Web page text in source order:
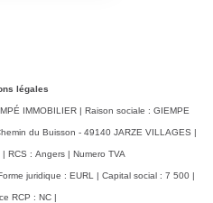
légales
IMMOBILIER | Raison sociale : GIEMPE
du Buisson - 49140 JARZE VILLAGES |
RCS : Angers | Numero TVA
juridique : EURL | Capital social : 7 500 |
RCP : NC |